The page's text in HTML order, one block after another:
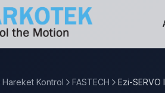
Hareket Kontrol FASTECH Ezi-SERVO